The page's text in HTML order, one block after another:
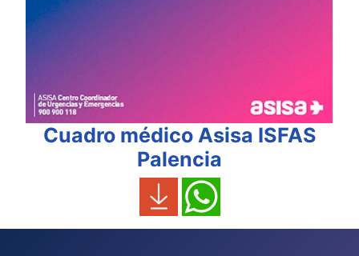
Cuadro médico Asisa ISFAS
Palencia